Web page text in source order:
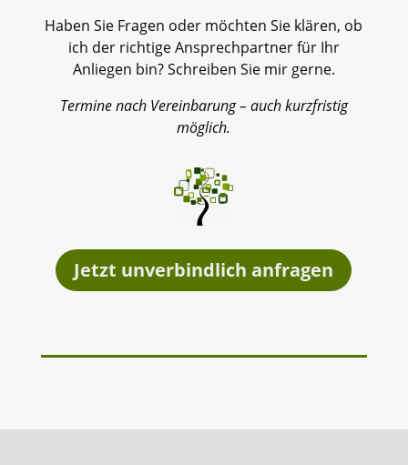
Haben Sie Fragen oder möchten Sie klären, ob
ich der richtige Ansprechpartner für Ihr
Anliegen bin? Schreiben Sie mir gerne.
Termine nach Vereinbarung – auch kurzfristig
möglich.
Jetzt unverbindlich anfragen